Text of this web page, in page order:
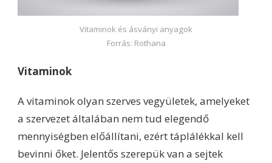
Vitaminok és ásványi anyagok
Forrás: Rothana
Vitaminok
A vitaminok olyan szerves vegyületek, amelyeket
a szervezet általában nem tud elegendő
mennyiségben előállítani, ezért táplálékkal kell
bevinni őket. Jelentős szerepük van a sejtek